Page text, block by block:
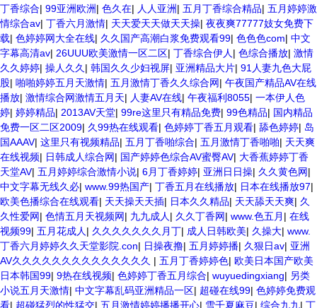
丁香综合| 99亚洲欧洲| 色久在| 人人亚洲| 五月丁香综合精品| 五月婷婷激
情综合av| 丁香六月激情| 天天爱天天做天天操| 夜夜爽77777妓女免费下
载| 色婷婷网大全在线| 久久国产高潮白浆免费观看99| 色色色com| 中文
字幕高清av| 26UUU欧美激情一区二区| 丁香综合伊人 | 色综合播放| 激情
久久婷婷| 操人久久 | 韩国久久少妇视屏| 亚洲精品大片| 91人妻九色大屁
股| 啪啪婷婷五月天激情| 五月激情丁香久久综合网| 午夜国产精品AV在线
播放| 激情综合网激情五月天| 人妻AV在线| 午夜福利8055| 一本伊人色
婷| 婷婷精品| 2013AV天堂| 99re这里只有精品免费| 99色精品| 国内精品
免费一区二区2009| 久99热在线观看| 色婷婷丁香五月观看| 舔色婷婷| 岛
国AAAV| 这里只有视频精品| 五月丁香啪综合| 五月激情丁香啪啪| 天天爽
在线视频| 日韩成人综合网| 国产婷婷色综合AV蜜臀AV| 大香蕉婷婷丁香
天堂AV| 五月婷婷综合激情小说| 6月丁香婷婷| 亚洲日日操| 久久黄色网|
中文字幕无线久必| www.99热国产| 丁香五月在线播放| 日本在线播放97|
欧美色播综合在线观看| 天天操天天插| 日本久久精品| 天天舔天天爽| 久
久性爱网| 色情五月天视频网| 九九成人 | 久久丁香网| www.色五月 | 在线
视频99| 五月花成人 | 久久久久久久久月丁| 成人日韩欧美| 久操大| www.
丁香六月婷婷久久天堂影院.con| 日操夜撸| 五月婷婷播| 久狠日av| 亚洲
AV久久久久久久久久久久久久久久 | 五月丁香婷婷色| 欧美日本国产欧美
日本韩国99| 9热在线视频| 色婷婷丁香五月综合| wuyuedingxiang| 另类
小说五月天激情| 中文字幕乱码亚洲精品一区| 超碰在线99| 色婷婷免费观
看| 超碰猛烈的性猛交| 五月激情婷婷播播开心| 雪千夏麻豆| 综合九九| 丁